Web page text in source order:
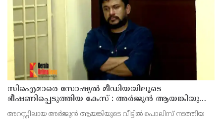
സിഐമാരെ സോഷ്യൽ മീഡിയയിലൂടെ
ഭീഷണിപ്പെടുത്തിയ കേസ് : അർജുൻ ആയങ്കിയുടെ
വീട്ടിൽ നിന്നും ലാപ്ടോപ്പ് പിടിച്ചെടുത്ത്‌ പോലീസ്
അറസ്റ്റിലായ അർജുൻ ആയങ്കിയുടെ വീട്ടിൽ പൊലിസ് നടത്തിയ